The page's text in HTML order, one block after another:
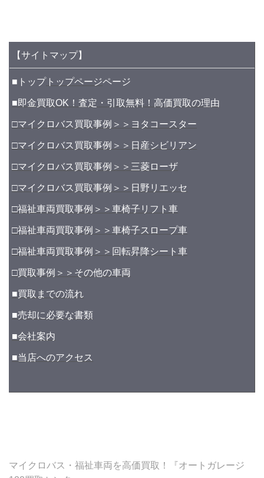
【サイトマップ】
■トップトップページページ
■即金買取OK！査定・引取無料！高価買取の理由
□マイクロバス買取事例＞＞ヨタコースター
□マイクロバス買取事例＞＞日産シビリアン
□マイクロバス買取事例＞＞三菱ローザ
□マイクロバス買取事例＞＞日野リエッセ
□福祉車両買取事例＞＞車椅子リフト車
□福祉車両買取事例＞＞車椅子スロープ車
□福祉車両買取事例＞＞回転昇降シート車
□買取事例＞＞その他の車両
■買取までの流れ
■売却に必要な書類
■会社案内
■当店へのアクセス
マイクロバス・福祉車両を高価買取！『オートガレージ